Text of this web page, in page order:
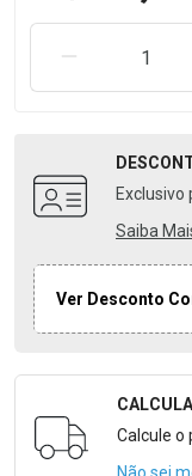
REMOVER
Saiba
Ver Desconto
Formulário
Calcule o